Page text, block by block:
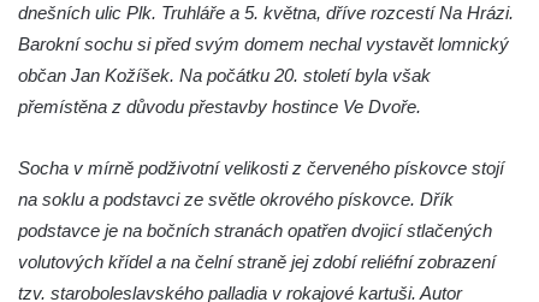
Socha svatého Jana Nepomuckého u
kostela svaté Rodiny v Českých
Socha Tornádo v parku na Senovážném
náměstí v Českých Budějovicích
Sousoší Humanoidi na Lannově třídě v
Českých Budějovicích
dnešních ulic Plk. Truhláře a 5. května, dříve rozcestí Na Hrázi.
Barokní sochu si před svým domem nechal vystavět lomnický
občan Jan Kožíšek. Na počátku 20. století byla však
přemístěna z důvodu přestavby hostince Ve Dvoře.
Socha v mírně podživotní velikosti z červeného pískovce stojí
na soklu a podstavci ze světle okrového pískovce. Dřík
podstavce je na bočních stranách opatřen dvojicí stlačených
volutových křídel a na čelní straně jej zdobí reliéfní zobrazení
tzv. staroboleslavského palladia v rokajové kartuši. Autor